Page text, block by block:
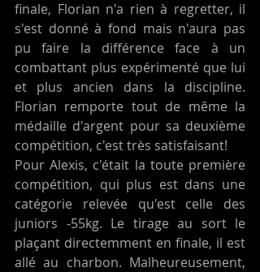
finale, Florian n'a rien à regretter, il
s'est donné à fond mais n'aura pas
pu faire la différence face à un
combattant plus expérimenté que lui
et plus ancien dans la discipline.
Florian remporte tout de même la
médaille d'argent pour sa deuxième
compétition, c'est très satisfaisant!
Pour Alexis, c'était la toute première
compétition, qui plus est dans une
catégorie relevée qu'est celle des
juniors -55kg. Le tirage au sort le
plaçant directemment en finale, il est
allé au charbon. Malheureusement,